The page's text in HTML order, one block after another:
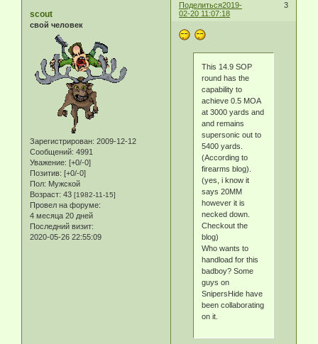
Поделиться 3
2019-
02-20 11:07:18
scout
свой человек
Зарегистрирован: 2009-12-12
Сообщений: 4991
Уважение: [+0/-0]
Позитив: [+0/-0]
Пол: Мужской
Возраст: 43 [1982-11-15]
Провел на форуме:
4 месяца 20 дней
Последний визит:
2020-05-26 22:55:09
This 14.9 SOP
round has the
capability to
achieve 0.5 MOA
at 3000 yards and
and remains
supersonic out to
5400 yards.
(According to
firearms blog).
(yes, i know it
says 20MM
however it is
necked down.
Checkout the
blog)
Who wants to
handload for this
badboy? Some
guys on
SnipersHide have
been collaborating
on it.